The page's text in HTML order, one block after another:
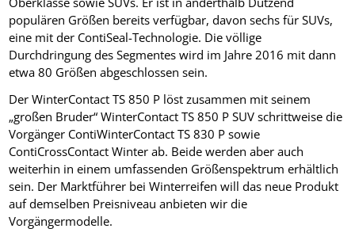
populären Größen bereits verfügbar, davon sechs für SUVs,
eine mit der ContiSeal-Technologie. Die völlige
Durchdringung des Segmentes wird im Jahre 2016 mit dann
etwa 80 Größen abgeschlossen sein.
Der WinterContact TS 850 P löst zusammen mit seinem
„großen Bruder“ WinterContact TS 850 P SUV schrittweise die
Vorgänger ContiWinterContact TS 830 P sowie
ContiCrossContact Winter ab. Beide werden aber auch
weiterhin in einem umfassenden Größenspektrum erhältlich
sein. Der Marktführer bei Winterreifen will das neue Produkt
auf demselben Preisniveau anbieten wir die
Vorgängermodelle.